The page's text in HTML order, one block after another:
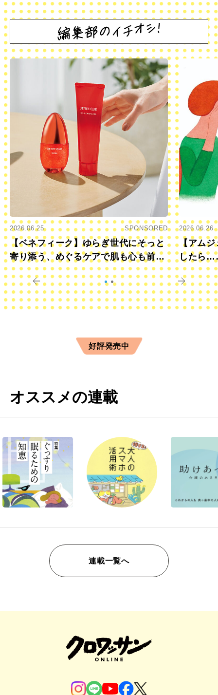
2026.06.25 SPONSORED
【ベネフィーク】ゆらぎ世代にそっと
寄り添う、めぐるケアで肌も心も前向
きに
2026.06.26
【アムジ
したら
すか？
好評発売中
オススメの連載
連載一覧へ